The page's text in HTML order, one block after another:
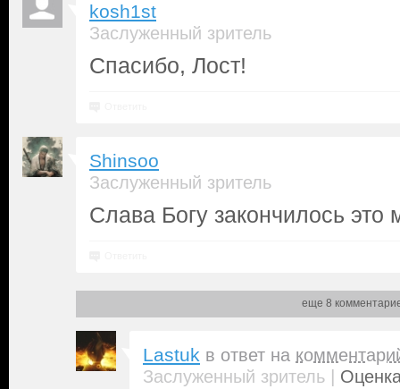
kosh1st
Заслуженный зритель
Спасибо, Лост!
Shinsoo
Заслуженный зритель
Слава Богу закончилось это
еще 8
Lastuk в ответ на
Заслуженный зритель |